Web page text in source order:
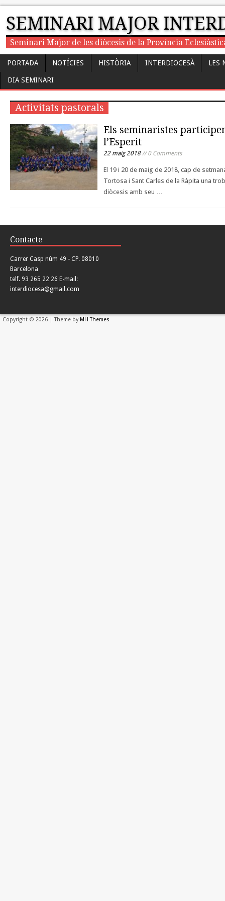
SEMINARI MAJOR
Seminari Major de les diòcesis de la Província
PORTADA NOTÍCIES HISTÒRIA INTERDIOCESÀ LES
DIA SEMINARI
Activitats pastorals
Els seminaristes
l’Esperit
22 maig 2018// 0 Comments
El 19 i 20 de maig de 2018, cap de
Tortosa i Sant Carles de la Ràpita una
diòcesis amb seu …
Contacte
Carrer Casp núm 49 - CP. 08010
Barcelona
telf. 93 265 22 26 E-mail:
interdiocesa@gmail.com
Copyright © 2026 | Theme by MH Themes